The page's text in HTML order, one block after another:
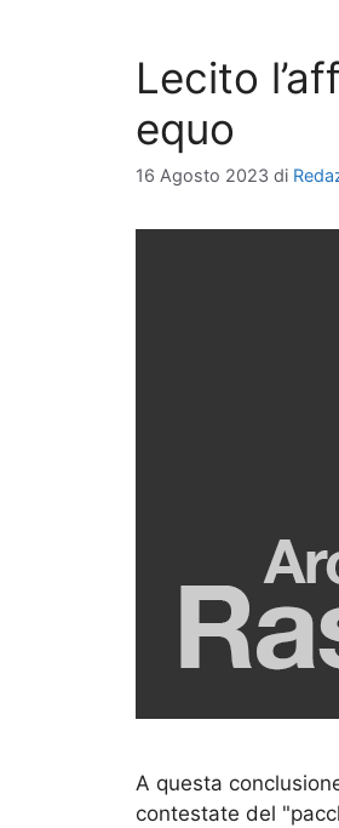
Lecito
equo
16 Agosto 2023 di
A questa
contestate del